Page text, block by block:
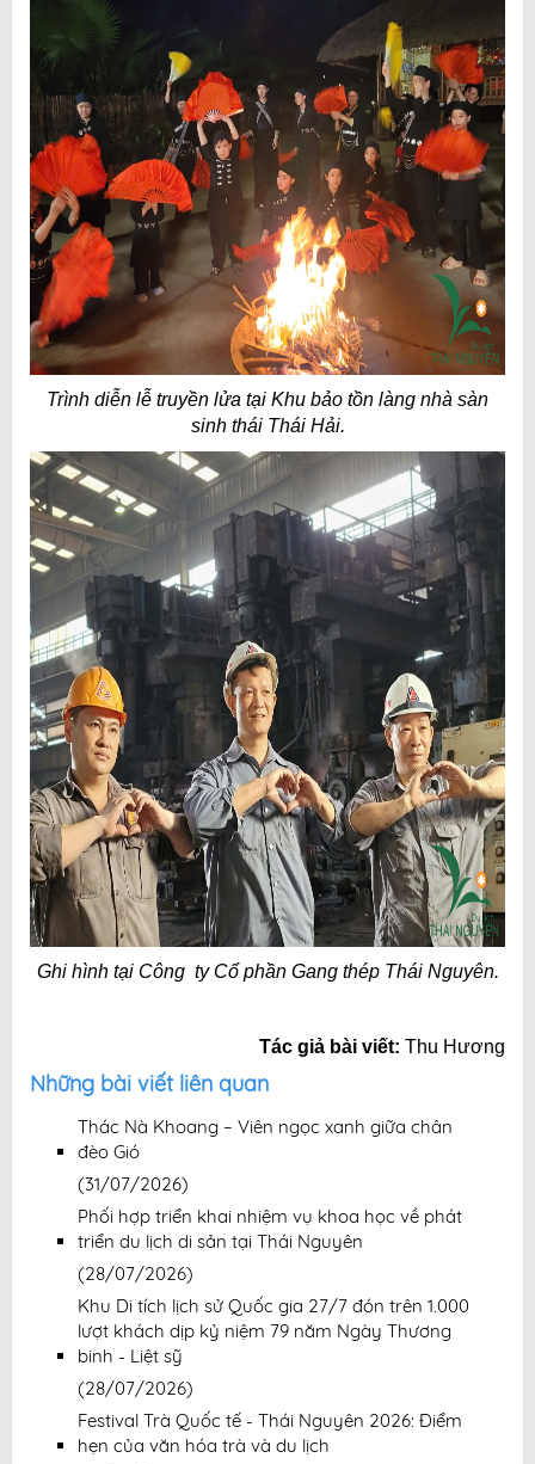
Trình diễn lễ truyền lửa tại Khu bảo tồn làng nhà sàn
sinh thái Thái Hải.
Ghi hình tại Công ty Cổ phần Gang thép Thái Nguyên.
Tác giả bài viết: Thu Hương
Những bài viết liên quan
Thác Nà Khoang – Viên ngọc xanh giữa chân
đèo Gió
(31/07/2026)
Phối hợp triển khai nhiệm vụ khoa học về phát
triển du lịch di sản tại Thái Nguyên
(28/07/2026)
Khu Di tích lịch sử Quốc gia 27/7 đón trên 1.000
lượt khách dịp kỷ niệm 79 năm Ngày Thương
binh - Liệt sỹ
(28/07/2026)
Festival Trà Quốc tế - Thái Nguyên 2026: Điểm
hẹn của văn hóa trà và du lịch